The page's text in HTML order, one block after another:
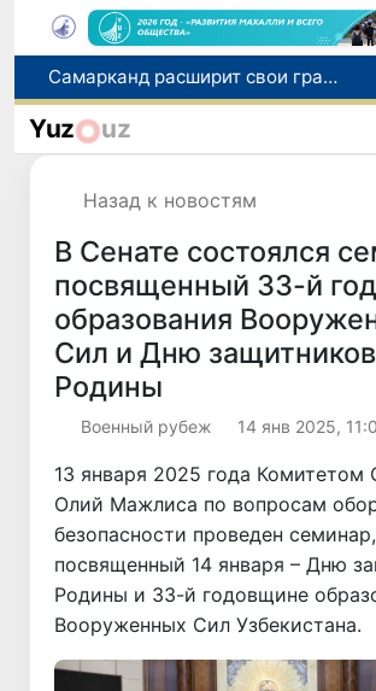
Самарканд расширит свои границы и приблизится к статусу города-миллионника
С 1 сентября пассажиры должны будут оплачивать проезд сразу при посадке в автобус
Yuz uz
Назад к новостям
В Сенате состоялся
посвященный 33-й
образования
Сил и Дню защитников
Родины
Военный рубеж 14 янв 2025,
13 января 2025 года Комитетом
Олий Мажлиса по вопросам
безопасности проведен семинар,
посвященный 14 января – Дню
Родины и 33-й годовщине
Вооруженных Сил Узбекистана.